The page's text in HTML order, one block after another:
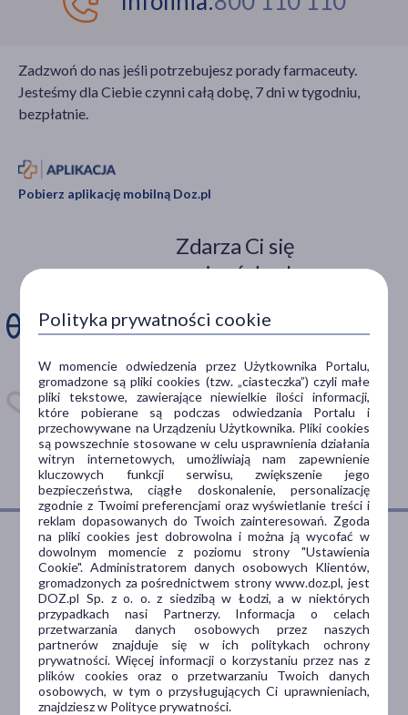
Zadzwoń do nas jeśli potrzebujesz porady farmaceuty.
Jesteśmy dla Ciebie czynni całą dobę, 7 dni w tygodniu,
bezpłatnie.
Pobierz aplikację mobilną Doz.pl
Zdarza Ci się
ominąć dawkę
Zainstaluj aplikację. Stwórz
apteczkę. Przypomnimy Ci
kiedy wziąć lek.
Dostępna w
Dlaczego DOZ.pl
Niższe koszta leczenia
Darmowa dostawa do Apteki
Bezpłatna Infolinia dla
Polityka prywatności cookie
W momencie odwiedzenia przez Użytkownika Portalu,
gromadzone są pliki cookies (tzw. „ciasteczka”) czyli małe
pliki tekstowe, zawierające niewielkie ilości informacji,
które pobierane są podczas odwiedzania Portalu i
przechowywane na Urządzeniu Użytkownika. Pliki cookies
są powszechnie stosowane w celu usprawnienia działania
witryn internetowych, umożliwiają nam zapewnienie
kluczowych funkcji serwisu, zwiększenie jego
bezpieczeństwa, ciągłe doskonalenie, personalizację
zgodnie z Twoimi preferencjami oraz wyświetlanie treści i
reklam dopasowanych do Twoich zainteresowań. Zgoda
na pliki cookies jest dobrowolna i można ją wycofać w
dowolnym momencie z poziomu strony "Ustawienia
Cookie". Administratorem danych osobowych Klientów,
gromadzonych za pośrednictwem strony www.doz.pl, jest
DOZ.pl Sp. z o. o. z siedzibą w Łodzi, a w niektórych
przypadkach nasi Partnerzy. Informacja o celach
przetwarzania danych osobowych przez naszych
partnerów znajduje się w ich politykach ochrony
prywatności. Więcej informacji o korzystaniu przez nas z
plików cookies oraz o przetwarzaniu Twoich danych
osobowych, w tym o przysługujących Ci uprawnieniach,
znajdziesz w Polityce prywatności.